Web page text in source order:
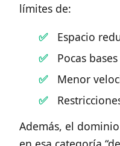
límites de:
Espacio
Pocas
Menor
Además, el